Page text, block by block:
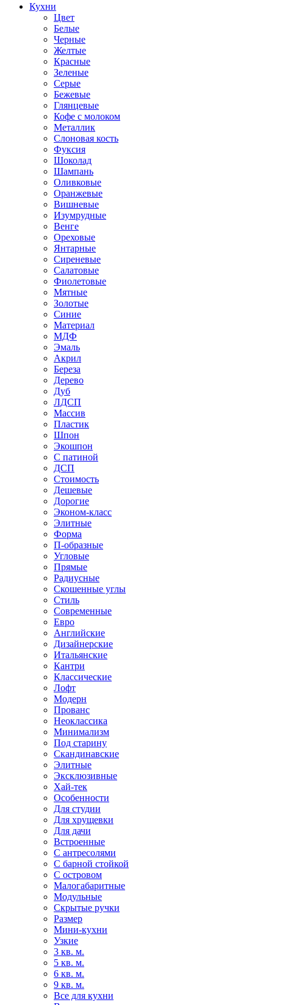
Кухни
Цвет
Белые
Черные
Желтые
Красные
Зеленые
Серые
Бежевые
Глянцевые
Кофе с молоком
Металлик
Слоновая кость
Фуксия
Шоколад
Шампань
Оливковые
Оранжевые
Вишневые
Изумрудные
Венге
Ореховые
Янтарные
Сиреневые
Салатовые
Фиолетовые
Мятные
Золотые
Синие
Материал
МДФ
Эмаль
Акрил
Береза
Дерево
Дуб
ЛДСП
Массив
Пластик
Шпон
Экошпон
С патиной
ДСП
Стоимость
Дешевые
Дорогие
Эконом-класс
Элитные
Форма
П-образные
Угловые
Прямые
Радиусные
Скошенные углы
Стиль
Современные
Евро
Английские
Дизайнерские
Итальянские
Кантри
Классические
Лофт
Модерн
Прованс
Неоклассика
Минимализм
Под старину
Скандинавские
Элитные
Эксклюзивные
Хай-тек
Особенности
Для студии
Для хрущевки
Для дачи
Встроенные
С антресолями
С барной стойкой
С островом
Малогабаритные
Модульные
Скрытые ручки
Размер
Мини-кухни
Узкие
3 кв. м.
5 кв. м.
6 кв. м.
9 кв. м.
Все для кухни